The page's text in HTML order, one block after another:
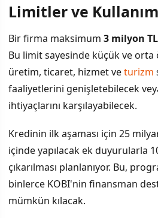
Limitler ve
Bir firma maksimum 3 milyon TL
Bu limit sayesinde küçük ve orta
üretim, ticaret, hizmet veturizm
faaliyetlerini genişletebilecek
ihtiyaçlarını karşılayabilecek.
Kredinin ilk aşaması için 25
içinde yapılacak ek duyurularla
çıkarılması planlanıyor. Bu,
binlerce KOBI'nin finansman
mümkün kılacak.